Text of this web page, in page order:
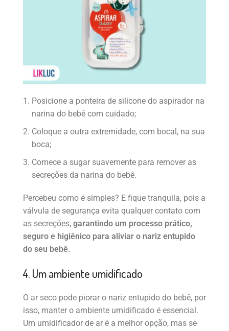
Posicione a ponteira de silicone do aspirador na
narina do bebê com cuidado;
Coloque a outra extremidade, com bocal, na sua
boca;
Comece a sugar suavemente para remover as
secreções da narina do bebê.
Percebeu como é simples? E fique tranquila, pois a
válvula de segurança evita qualquer contato com
as secreções, garantindo um processo prático,
seguro e higiênico para aliviar o nariz entupido
do seu bebê.
4. Um ambiente umidificado
O ar seco pode piorar o nariz entupido do bebê, por
isso, manter o ambiente umidificado é essencial.
Um umidificador de ar é a melhor opção, mas se